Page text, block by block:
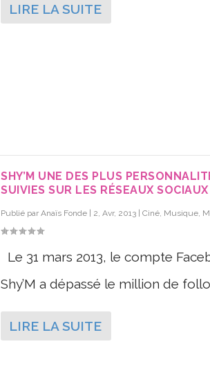
LIRE LA SUITE
SHY’M UNE DES PLUS
SUIVIES SUR LES RÉSEAUX SOCIAUX
Publié parAnaïs Fonde 2, Avr, 2013 |Ciné, Musique,
Le 31 mars 2013, le compte
Shy’M a dépassé le million de
LIRE LA SUITE